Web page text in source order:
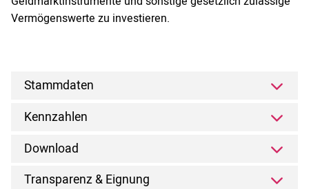
Vermögenswerte zu investieren.
Stammdaten
Kennzahlen
Download
Transparenz & Eignung